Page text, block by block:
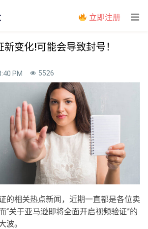
立即注册
变化!可能会导致封号！
PM 5526
的相关热点新闻，近期一直都是各位卖
“关于亚马逊即将全面开启视频验证”的
波。